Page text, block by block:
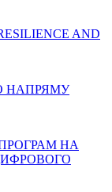
AND
НАПРЯМУ
НА